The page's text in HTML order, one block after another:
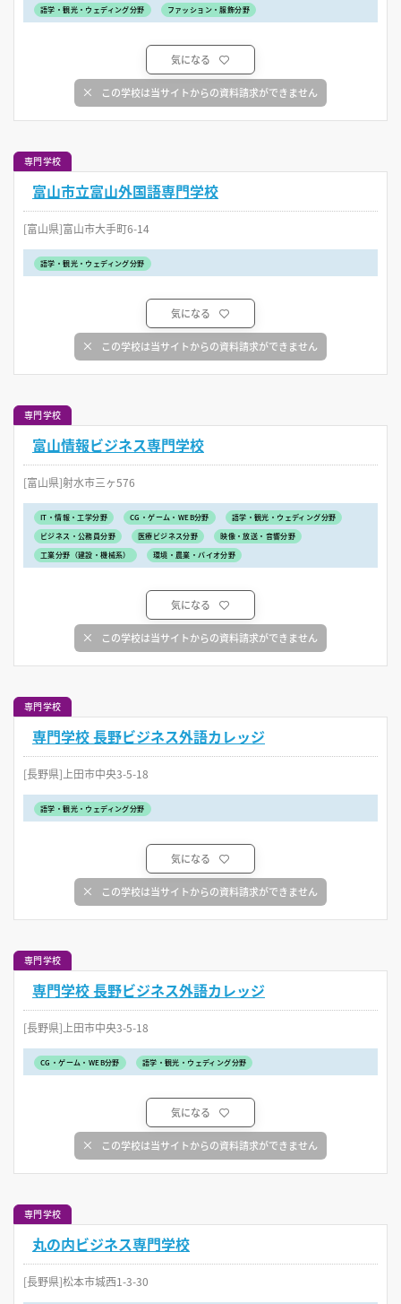
語学・観光・ウェディング分野 ファッション・服飾分野
気になる
この学校は当サイトからの資料請求ができません
専門学校
富山市立富山外国語専門学校
[富山県]富山市大手町6-14
語学・観光・ウェディング分野
気になる
この学校は当サイトからの資料請求ができません
専門学校
富山情報ビジネス専門学校
[富山県]射水市三ヶ576
IT・情報・工学分野 CG・ゲーム・WEB分野
語学・観光・ウェディング分野
ビジネス・公務員分野
医療ビジネス分野
映像・放送・音響分野
工業分野（建設・機械系）
環境・農業・バイオ分野
気になる
この学校は当サイトからの資料請求ができません
専門学校
専門学校 長野ビジネス外語カレッジ
[長野県]上田市中央3-5-18
語学・観光・ウェディング分野
気になる
この学校は当サイトからの資料請求ができません
専門学校
専門学校 長野ビジネス外語カレッジ
[長野県]上田市中央3-5-18
CG・ゲーム・WEB分野 語学・観光・ウェディング分野
気になる
この学校は当サイトからの資料請求ができません
専門学校
丸の内ビジネス専門学校
[長野県]松本市城西1-3-30